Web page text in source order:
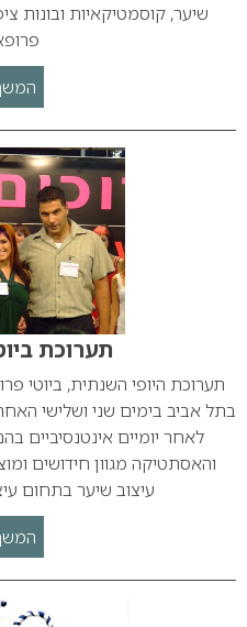
שיער, קוסמטיקאיות ובונות
תערוכת ביוטי
לאחר יומיים אינטנסיביים
והאסתטיקה מגוון חידושים
עיצוב שיער בתחום